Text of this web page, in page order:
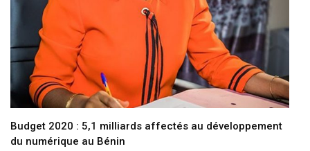
Budget 2020 : 5,1 milliards affectés au développement
du numérique au Bénin